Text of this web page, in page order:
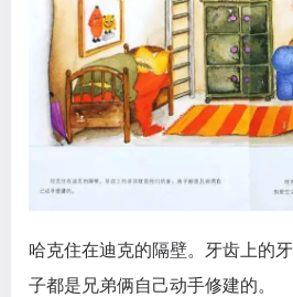
哈克住在迪克的隔壁。牙齿上的
子都是兄弟俩自己动手修建的。